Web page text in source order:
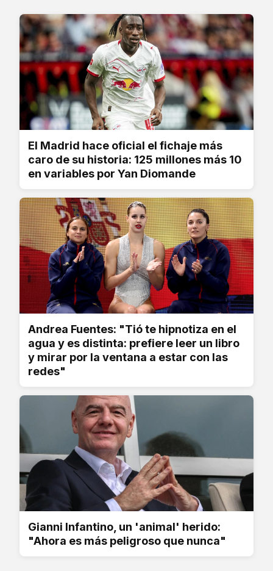
El Madrid hace oficial el fichaje más
caro de su historia: 125 millones más 10
en variables por Yan Diomande
Andrea Fuentes: "Tió te hipnotiza en el
agua y es distinta: prefiere leer un libro
y mirar por la ventana a estar con las
redes"
Gianni Infantino, un 'animal' herido:
"Ahora es más peligroso que nunca"